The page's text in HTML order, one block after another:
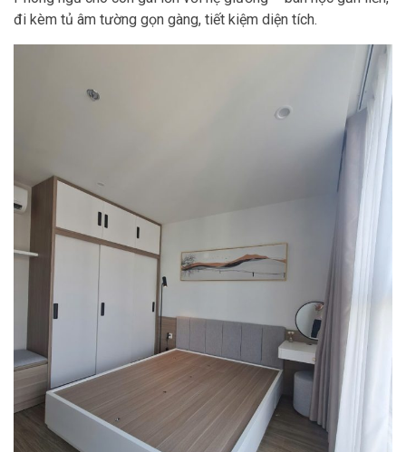
đi kèm tủ âm tường gọn gàng, tiết kiệm diện tích.